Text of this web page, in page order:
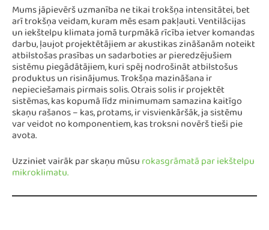
Mums jāpievērš uzmanība ne tikai trokšņa intensitātei, bet
arī trokšņa veidam, kuram mēs esam pakļauti. Ventilācijas
un iekštelpu klimata jomā turpmākā rīcība ietver komandas
darbu, ļaujot projektētājiem ar akustikas zināšanām noteikt
atbilstošas prasības un sadarboties ar pieredzējušiem
sistēmu piegādātājiem, kuri spēj nodrošināt atbilstošus
produktus un risinājumus. Trokšņa mazināšana ir
nepieciešamais pirmais solis. Otrais solis ir projektēt
sistēmas, kas kopumā līdz minimumam samazina kaitīgo
skaņu rašanos – kas, protams, ir visvienkāršāk, ja sistēmu
var veidot no komponentiem, kas troksni novērš tieši pie
avota.
Uzziniet vairāk par skaņu mūsurokasgrāmatā par iekštelpu
mikroklimatu.